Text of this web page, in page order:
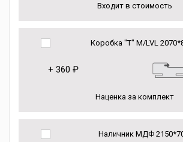
Входит в стоимость
Коробка "Т" M/LVL
+ 360 ₽
Наценка за комплект
Наличник МДФ